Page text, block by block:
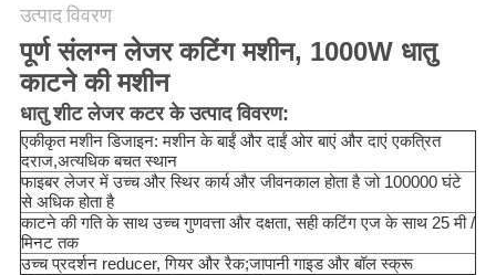
PRIVACY
POLICY
उत्पाद विवरण
पूर्ण संलग्न लेजर कटिंग मशीन, 1000W धातु
काटने की मशीन
धातु शीट लेजर कटर के उत्पाद विवरण:
एकीकृत मशीन डिजाइन: मशीन के बाईं और दाईं ओर बाएं और दाएं एकत्रित
दराज,अत्यधिक बचत स्थान
फाइबर लेजर में उच्च और स्थिर कार्य और जीवनकाल होता है जो 100000 घंटे
से अधिक होता है
काटने की गति के साथ उच्च गुणवत्ता और दक्षता, सही कटिंग एज के साथ 25 मी /
मिनट तक
उच्च प्रदर्शन reducer, गियर और रैक;जापानी गाइड और बॉल स्क्रू